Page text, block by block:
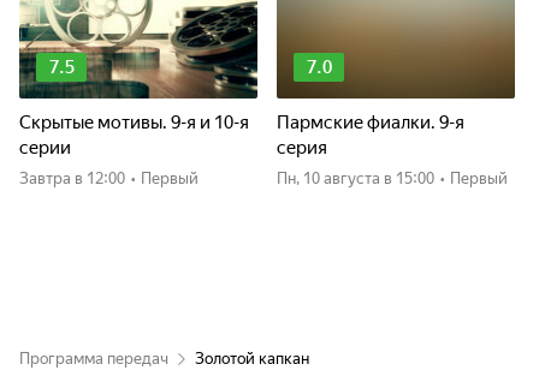
7.5
Скрытые мотивы. 9-я и 10-я
серии
Завтра в 12:00 • Первый
7.0
Пармские фиалки. 9-я
серия
пн, 10 августа в 15:00 • Первый
Программа передач Золотой капкан